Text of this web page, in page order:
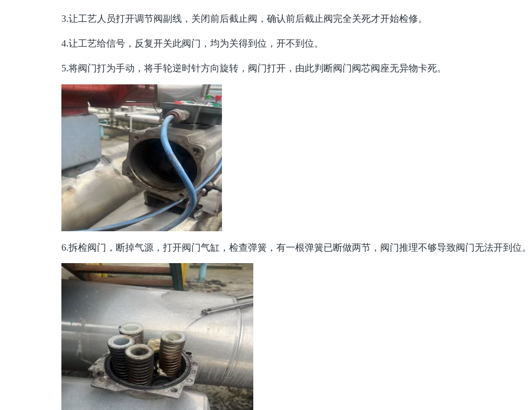
3.让工艺人员打开调节阀副线，关闭前后截止阀，确认前后截止阀完全关死才开始检修。
4.让工艺给信号，反复开关此阀门，均为关得到位，开不到位。
5.将阀门打为手动，将手轮逆时针方向旋转，阀门打开，由此判断阀门阀芯阀座无异物卡死。
6.拆检阀门，断掉气源，打开阀门气缸，检查弹簧，有一根弹簧已断做两节，阀门推理不够导致阀门无法开到位